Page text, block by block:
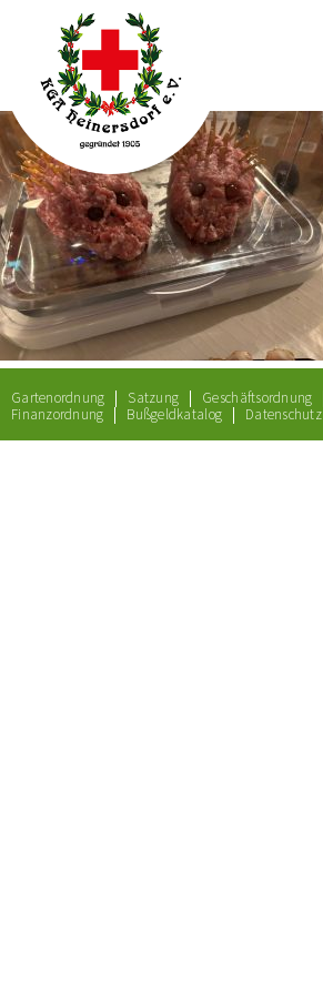
Gartenordnung Satzung Geschäftsordnung
Finanzordnung
Bußgeldkatalog Datenschutz